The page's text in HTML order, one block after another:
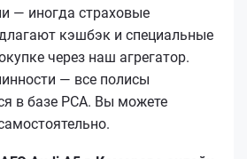
— иногда страховые
кэшбэк и специальные
через наш агрегатор.
— все полисы
в базе РСА. Вы можете